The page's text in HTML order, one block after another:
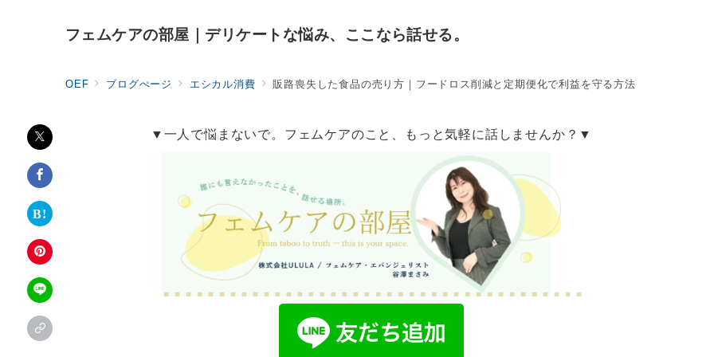
フェムケアの部屋｜デリケートな悩み、ここなら話せる。
OEF ブログぺージ エシカル消費 販路喪失した食品の売り方｜フードロス削減と定期便化で利益を守る方法
▼一人で悩まないで。フェムケアのこと、もっと気軽に話しませんか？▼